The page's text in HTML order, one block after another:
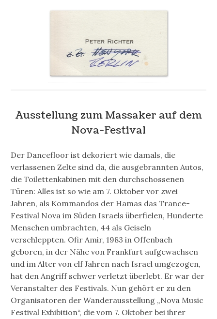
Ausstellung zum Massaker auf dem
Nova-Festival
Der Dancefloor ist dekoriert wie damals, die
verlassenen Zelte sind da, die ausgebrannten Autos,
die Toilettenkabinen mit den durchschossenen
Türen: Alles ist so wie am 7. Oktober vor zwei
Jahren, als Kommandos der Hamas das Trance-
Festival Nova im Süden Israels überfielen, Hunderte
Menschen umbrachten, 44 als Geiseln
verschleppten. Ofir Amir, 1983 in Offenbach
geboren, in der Nähe von Frankfurt aufgewachsen
und im Alter von elf Jahren nach Israel umgezogen,
hat den Angriff schwer verletzt überlebt. Er war der
Veranstalter des Festivals. Nun gehört er zu den
Organisatoren der Wanderausstellung „Nova Music
Festival Exhibition“, die vom 7. Oktober bei ihrer